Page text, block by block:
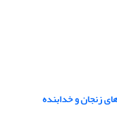
زنجان و خدابنده